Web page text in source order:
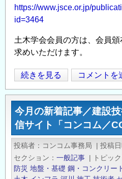
https://www.jsce.or.jp/
id=3464
土木学会会員の方は、会員
求めいただけます。
土
木
学
会
2025
年
8
月
新
続きを見る コメントを
今月の新着記事／建設
信サイト「コンコム／
投稿者 コンコム事務局 | 投稿
セクション
一般記事 | トピッ
防災 地盤・基礎 鋼・コンクリー